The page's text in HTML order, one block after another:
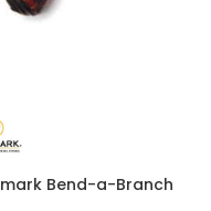
Bend-a-Branch